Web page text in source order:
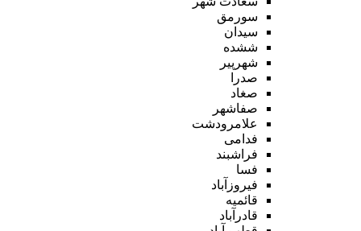
سورمق
سیدان
ششده
شهرپیر
صدرا
صغاد
صفاشهر
علامرودشت
فدامی
فراشبند
فسا
فیروزآباد
قائمیه
قادرآباد